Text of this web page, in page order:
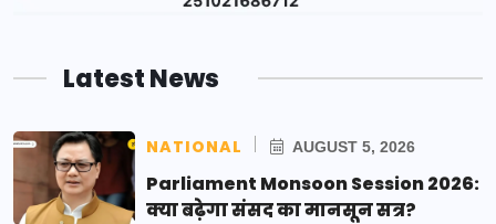
Latest News
NATIONAL AUGUST 5, 2026
Parliament Monsoon Session 2026:
क्या बढ़ेगा संसद का मानसून सत्र?